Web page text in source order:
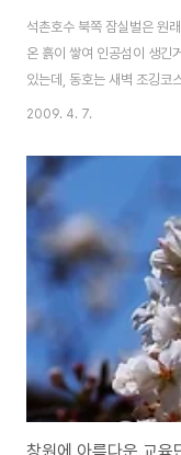
석촌호수 북쪽 잠실벌은 원
온 흙이 쌓여 인공섬이 생긴
있는데, 동호는 새벽 조깅코
산책로로 사랑 받으며, 서호
아일랜드의 불빛으로 동화
책겸 호수 한바퀴 돌고왔는
한계를 느꼈습니다. 소리소
온이 20도나 된다고하니 오
장 만개하고 보기 좋을 듯합
2009. 4. 7.